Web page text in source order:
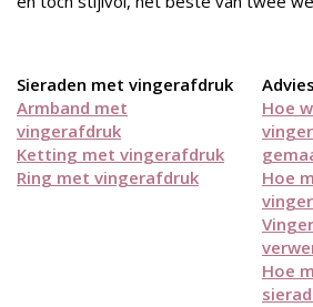
Sieraden met vingerafdruk
Armband met
vingerafdruk
Ketting met vingerafdruk
Ring met vingerafdruk
Advies
Hoe
Hoe
Hoe